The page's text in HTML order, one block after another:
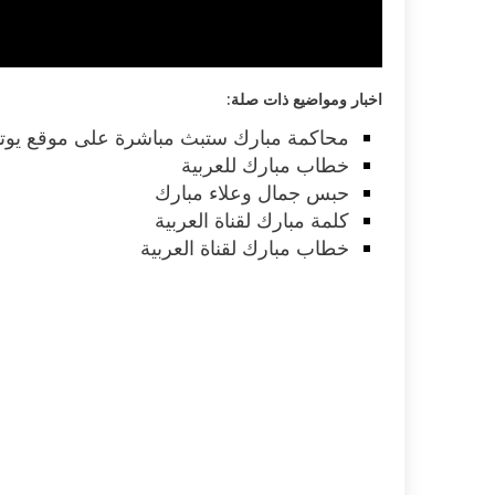
اخبار ومواضيع ذات صلة:
محاكمة مبارك ستبث مباشرة على موقع
خطاب مبارك للعربية
حبس جمال وعلاء مبارك
كلمة مبارك لقناة العربية
خطاب مبارك لقناة العربية